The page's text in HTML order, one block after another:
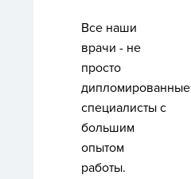
Все наши
врачи - не
просто
дипломированные
специалисты с
большим
опытом
работы.